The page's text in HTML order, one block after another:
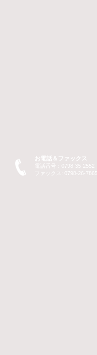
お電話＆ファックス
電話番号：0798-35-2552
ファックス: 0798-26-7865